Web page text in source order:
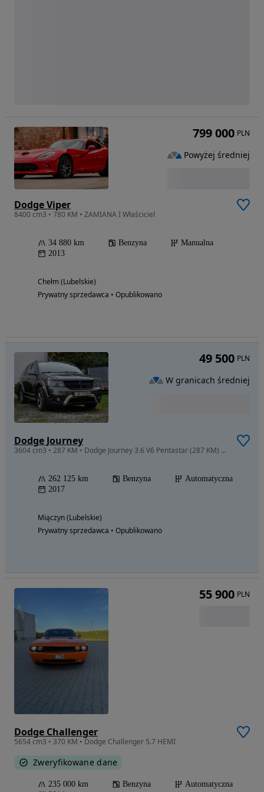
Dodge Viper
8400 cm3 • 780 KM • ZAMIANA I Właściciel
34 880 km Benzyna
Manualna
2013
Chełm (Lubelskie)
Prywatny sprzedawca • Opublikowano
799 000 PLN
Powyżej średniej
Dodge Journey
3604 cm3 • 287 KM • Dodge Journey 3.6 V6 Pentastar (287 KM) AWD – 7 Miejsc
262 125 km Benzyna
Automatyczna
2017
Miączyn (Lubelskie)
Prywatny sprzedawca • Opublikowano
49 500 PLN
W granicach średniej
Dodge Challenger
5654 cm3 • 370 KM • Dodge Challenger 5.7 HEMI
Zweryfikowane dane
235 000 km Benzyna
Automatyczna
55 900 PLN